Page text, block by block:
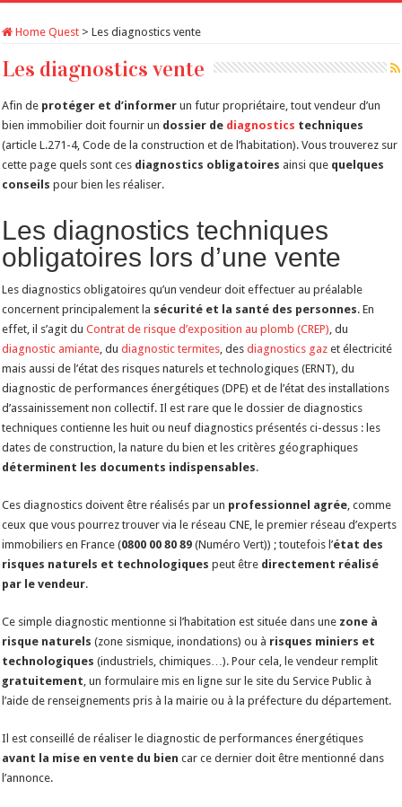
Home Quest > Les diagnostics vente
Les diagnostics vente
Afin de protéger et d’informer un futur propriétaire, tout vendeur d’un
bien immobilier doit fournir un dossier de diagnostics techniques
(article L.271-4, Code de la construction et de l’habitation). Vous trouverez sur
cette page quels sont ces diagnostics obligatoires ainsi que quelques
conseils pour bien les réaliser.
Les diagnostics techniques
obligatoires lors d’une vente
Les diagnostics obligatoires qu’un vendeur doit effectuer au préalable
concernent principalement la sécurité et la santé des personnes. En
effet, il s’agit duContrat de risque d’exposition au plomb (CREP), du
diagnostic amiante, dudiagnostic termites, desdiagnostics gaz et électricité
mais aussi de l’état des risques naturels et technologiques (ERNT), du
diagnostic de performances énergétiques (DPE) et de l’état des installations
d’assainissement non collectif. Il est rare que le dossier de diagnostics
techniques contienne les huit ou neuf diagnostics présentés ci-dessus : les
dates de construction, la nature du bien et les critères géographiques
déterminent les documents indispensables.
Ces diagnostics doivent être réalisés par un professionnel agrée, comme
ceux que vous pourrez trouver via le réseau CNE, le premier réseau d’experts
immobiliers en France (0800 00 80 89 (Numéro Vert)) ; toutefois l’état des
risques naturels et technologiques peut être directement réalisé
par le vendeur.
Ce simple diagnostic mentionne si l’habitation est située dans une zone à
risque naturels (zone sismique, inondations) ou à risques miniers et
technologiques (industriels, chimiques…). Pour cela, le vendeur remplit
gratuitement, un formulaire mis en ligne sur le site du Service Public à
l’aide de renseignements pris à la mairie ou à la préfecture du département.
Il est conseillé de réaliser le diagnostic de performances énergétiques
avant la mise en vente du bien car ce dernier doit être mentionné dans
l’annonce.